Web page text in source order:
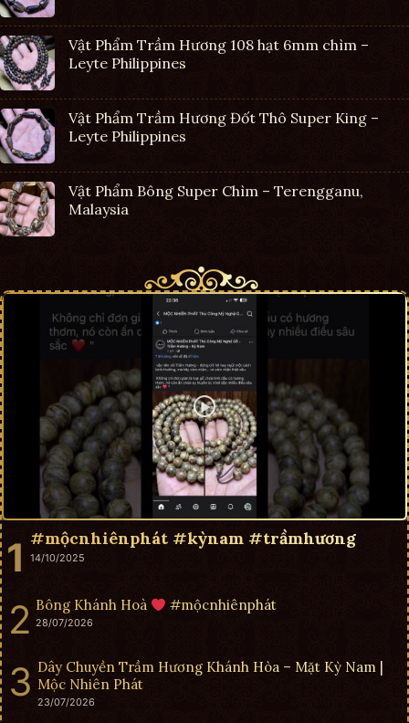
Vật Phẩm Trầm Hương 108 hạt 6mm chìm –
Leyte Philippines
Vật Phẩm Trầm Hương Đốt Thô Super King –
Leyte Philippines
Vật Phẩm Bông Super Chìm – Terengganu,
Malaysia
#mộcnhiênphát #kỳnam #trầmhương
14/10/2025
Bông Khánh Hoà #mộcnhiênphát
28/07/2026
Dây Chuyền Trầm Hương Khánh Hòa – Mặt Kỳ Nam |
Mộc Nhiên Phát
23/07/2026